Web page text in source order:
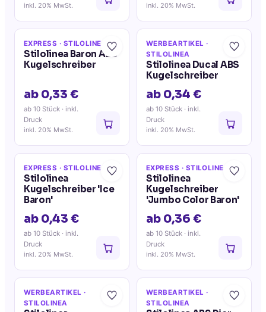
inkl. 20% MwSt.
inkl. 20% MwSt.
EXPRESS · STILOLINEA
Stilolinea Baron ABS
Kugelschreiber
ab 0,33 €
ab 10 Stück · inkl.
Druck
inkl. 20% MwSt.
WERBEARTIKEL ·
STILOLINEA
Stilolinea Ducal ABS
Kugelschreiber
ab 0,34 €
ab 10 Stück · inkl.
Druck
inkl. 20% MwSt.
EXPRESS · STILOLINEA
Stilolinea
Kugelschreiber 'Ice
Baron'
ab 0,43 €
ab 10 Stück · inkl.
Druck
inkl. 20% MwSt.
EXPRESS · STILOLINEA
Stilolinea
Kugelschreiber
'Jumbo Color Baron'
ab 0,36 €
ab 10 Stück · inkl.
Druck
inkl. 20% MwSt.
WERBEARTIKEL ·
STILOLINEA
WERBEARTIKEL ·
STILOLINEA